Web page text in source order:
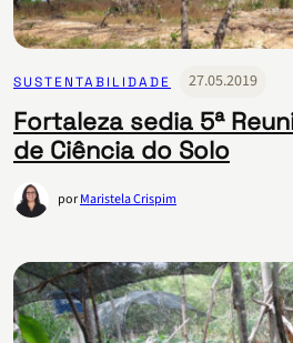
SUSTENTABILIDADE 27.05.2019
Fortaleza sedia 5ª
de Ciência do Solo
porMaristela Crispim